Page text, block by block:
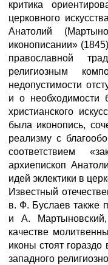
критика
церковного
Анатолий
иконописании»
православной
религиозным
недопустимости
и о необходимости
христианского
была иконопись,
реализму с
соответствием
архиепископ
идей эклектики в
Известный
в. Ф. Буслаев также
и А.
качестве
иконы стоят
западного